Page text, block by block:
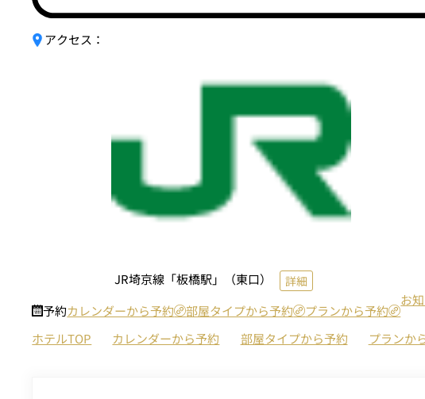
アクセス：
JR埼京線「板橋駅」（東口） 詳細
予約カレンダーから予約 部屋タイプから予約 プランから予約
お
ホテルTOP
カレンダーから予約 部屋タイプから予約 プランか